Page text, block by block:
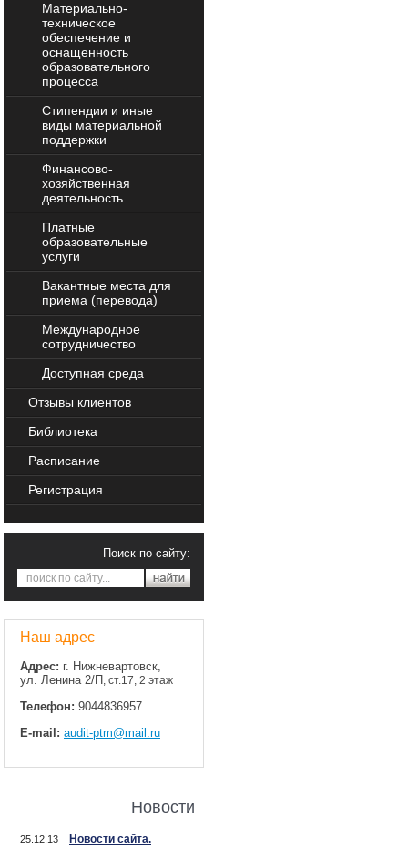
Материально-
техническое
обеспечение и
оснащенность
образовательного
процесса
Стипендии и иные
виды материальной
поддержки
Финансово-
хозяйственная
деятельность
Платные
образовательные
услуги
Вакантные места для
приема (перевода)
Международное
сотрудничество
Доступная среда
Отзывы клиентов
Библиотека
Расписание
Регистрация
Поиск по сайту:
Наш адрес
Адрес: г. Нижневартовск,
ул. Ленина 2/П , ст.17, 2 этаж
Телефон: 9044836957
E-mail: audit-ptm@mail.ru
Новости
25.12.13 Новости сайта.